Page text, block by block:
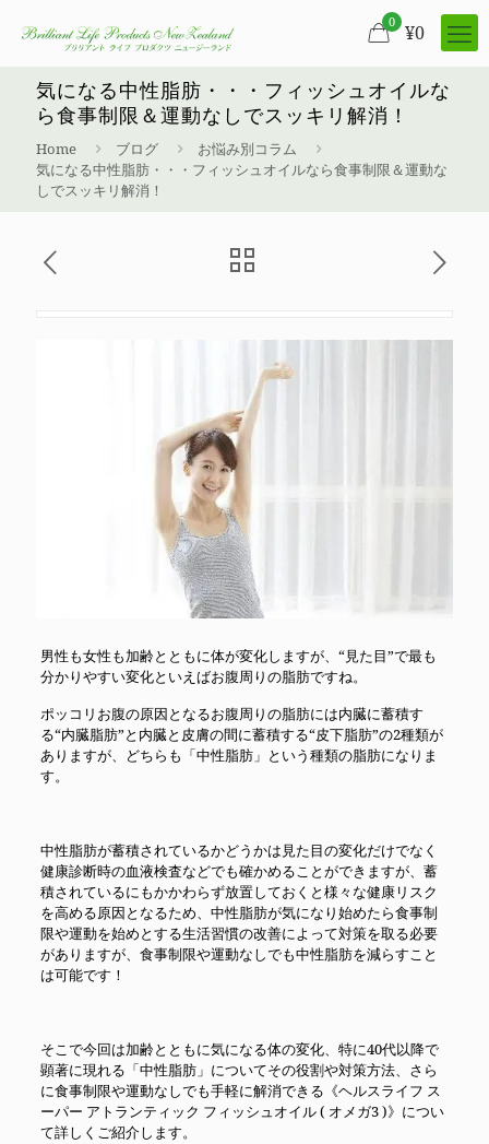
0 ¥0
気になる中性脂肪・・・フィッシュオイルな
ら食事制限＆運動なしでスッキリ解消！
Home ブログ
お悩み別コラム
気になる中性脂肪・・・フィッシュオイルなら食事制限＆運動な
しでスッキリ解消！
男性も女性も加齢とともに体が変化しますが、“見た目”で最も
分かりやすい変化といえばお腹周りの脂肪ですね。
ポッコリお腹の原因となるお腹周りの脂肪には内臓に蓄積す
る“内臓脂肪”と内臓と皮膚の間に蓄積する“皮下脂肪”の2種類が
ありますが、どちらも「中性脂肪」という種類の脂肪になりま
す。
中性脂肪が蓄積されているかどうかは見た目の変化だけでなく
健康診断時の血液検査などでも確かめることができますが、蓄
積されているにもかかわらず放置しておくと様々な健康リスク
を高める原因となるため、中性脂肪が気になり始めたら食事制
限や運動を始めとする生活習慣の改善によって対策を取る必要
がありますが、食事制限や運動なしでも中性脂肪を減らすこと
は可能です！
そこで今回は加齢とともに気になる体の変化、特に40代以降で
顕著に現れる「中性脂肪」についてその役割や対策方法、さら
に食事制限や運動なしでも手軽に解消できる《ヘルスライフ ス
ーパー アトランティック フィッシュオイル ( オメガ3 )》につい
て詳しくご紹介します。